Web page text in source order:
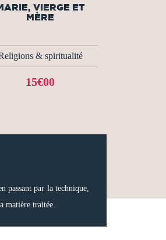
VIERGE ET
MÈRE
& spiritualité
15€00
passant par la technique,
matière traitée.